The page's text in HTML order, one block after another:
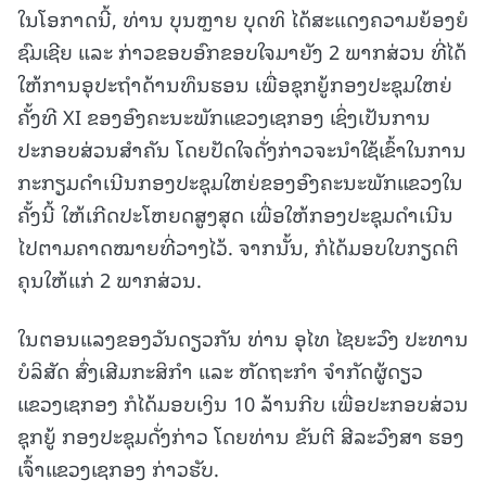
ໃນໂອກາດນີ້, ທ່ານ ບຸນຫຼາຍ ບຸດທິ ໄດ້ສະແດງຄວາມຍ້ອງຍໍ
ຊົມເຊີຍ ແລະ ກ່າວຂອບອົກຂອບໃຈມາຍັງ 2 ພາກສ່ວນ ທີ່ໄດ້
ໃຫ້ການອຸປະຖໍາດ້ານທຶນຮອນ ເພື່ອຊຸກຍູ້ກອງປະຊຸມໃຫຍ່
ຄັ້ງທີ XI ຂອງອົງຄະນະພັກແຂວງເຊກອງ ເຊິ່ງເປັນການ
ປະກອບສ່ວນສຳຄັນ ໂດຍປັດໃຈດັ່ງກ່າວຈະນໍາໃຊ້ເຂົ້າໃນການ
ກະກຽມດຳເນີນກອງປະຊຸມໃຫຍ່ຂອງອົງຄະນະພັກແຂວງໃນ
ຄັ້ງນີ້ ໃຫ້ເກີດປະໂຫຍດສູງສຸດ ເພື່ອໃຫ້ກອງປະຊຸມດຳເນີນ
ໄປຕາມຄາດໝາຍທີ່ວາງໄວ້. ຈາກນັ້ນ, ກໍໄດ້ມອບໃບກຽດຕິ
ຄຸນໃຫ້ແກ່ 2 ພາກສ່ວນ.
ໃນຕອນແລງຂອງວັນດຽວກັນ ທ່ານ ອຸໄທ ໄຊຍະວົງ ປະທານ
ບໍລິສັດ ສົ່ງເສີມກະສິກໍາ ແລະ ຫັດຖະກຳ ຈໍາກັດຜູ້ດຽວ
ແຂວງເຊກອງ‎ ກໍໄດ້ມອບເງິນ 10 ລ້ານກີບ ເພື່ອປະກອບສ່ວນ
ຊຸກຍູ້ ກອງປະຊຸມດັ່ງກ່າວ ໂດຍທ່ານ ຂັນຕີ ສີລະວົງສາ ຮອງ
ເຈົ້າແຂວງເຊກອງ ກ່າວຮັບ.